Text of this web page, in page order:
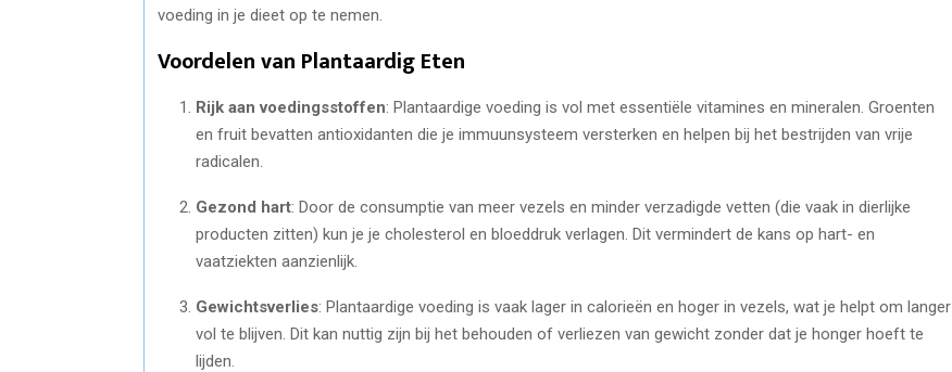
voeding in je dieet op te nemen.
Voordelen van Plantaardig Eten
Rijk aan voedingsstoffen: Plantaardige voeding is vol met essentiële vitamines en mineralen. Groenten
en fruit bevatten antioxidanten die je immuunsysteem versterken en helpen bij het bestrijden van vrije
radicalen.
Gezond hart: Door de consumptie van meer vezels en minder verzadigde vetten (die vaak in dierlijke
producten zitten) kun je je cholesterol en bloeddruk verlagen. Dit vermindert de kans op hart- en
vaatziekten aanzienlijk.
Gewichtsverlies: Plantaardige voeding is vaak lager in calorieën en hoger in vezels, wat je helpt om langer
vol te blijven. Dit kan nuttig zijn bij het behouden of verliezen van gewicht zonder dat je honger hoeft te
lijden.